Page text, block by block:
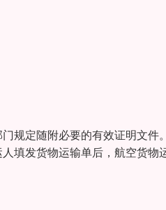
规定随附必要的有效证明文
填发货物运输单后，航空货